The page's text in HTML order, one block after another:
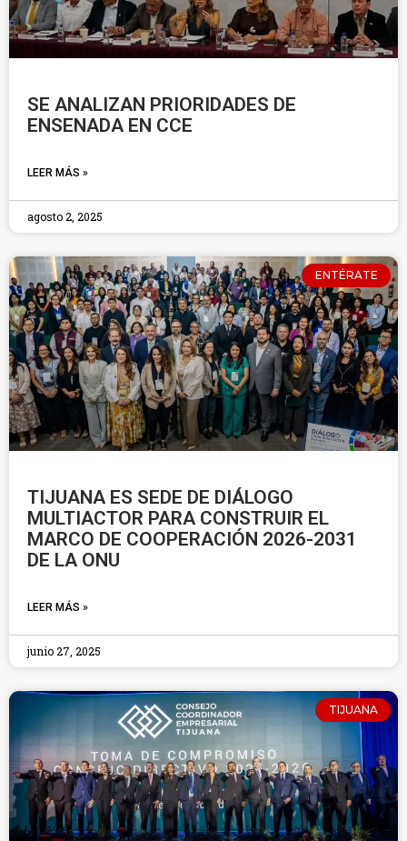
SE ANALIZAN PRIORIDADES DE
ENSENADA EN CCE
LEER MÁS »
agosto 2, 2025
ENTÉRATE
TIJUANA ES SEDE DE DIÁLOGO
MULTIACTOR PARA CONSTRUIR EL
MARCO DE COOPERACIÓN 2026-2031
DE LA ONU
LEER MÁS »
junio 27, 2025
TIJUANA